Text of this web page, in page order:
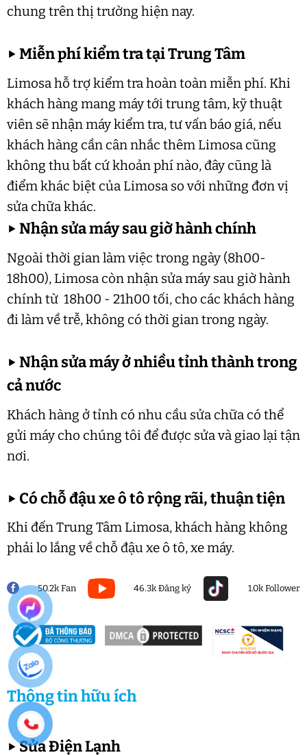
chung trên thị trường hiện nay.
▶Miễn phí kiểm tra tại Trung Tâm
Limosa hỗ trợ kiểm tra hoàn toàn miễn phí. Khi
khách hàng mang máy tới trung tâm, kỹ thuật
viên sẽ nhận máy kiểm tra, tư vấn báo giá, nếu
khách hàng cần cân nhắc thêm Limosa cũng
không thu bất cứ khoản phí nào, đây cũng là
điểm khác biệt của Limosa so với những đơn vị
sửa chữa khác.
▶Nhận sửa máy sau giờ hành chính
Ngoài thời gian làm việc trong ngày (8h00-
18h00), Limosa còn nhận sửa máy sau giờ hành
chính từ 18h00 - 21h00 tối, cho các khách hàng
đi làm về trễ, không có thời gian trong ngày.
▶Nhận sửa máy ở nhiều tỉnh thành trong
cả nước
Khách hàng ở tỉnh có nhu cầu sửa chữa có thể
gửi máy cho chúng tôi để được sửa và giao lại tận
nơi.
▶ Có chỗ đậu xe ô tô rộng rãi, thuận tiện
Khi đến Trung Tâm Limosa, khách hàng không
phải lo lắng về chỗ đậu xe ô tô, xe máy.
50.2k Fan 46.3k Đăng ký 1.0k Follower
Thông tin hữu ích
▶Sửa Điện Lạnh